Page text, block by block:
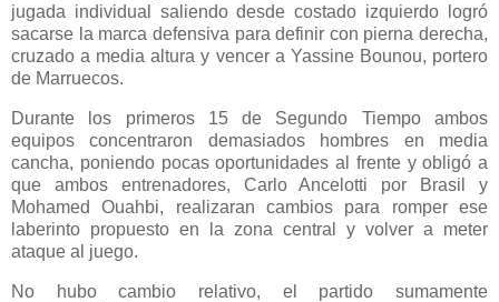
jugada individual saliendo desde costado izquierdo logró
sacarse la marca defensiva para definir con pierna derecha,
cruzado a media altura y vencer a Yassine Bounou, portero
de Marruecos.
Durante los primeros 15 de Segundo Tiempo ambos
equipos concentraron demasiados hombres en media
cancha, poniendo pocas oportunidades al frente y obligó a
que ambos entrenadores, Carlo Ancelotti por Brasil y
Mohamed Ouahbi, realizaran cambios para romper ese
laberinto propuesto en la zona central y volver a meter
ataque al juego.
No hubo cambio relativo, el partido sumamente